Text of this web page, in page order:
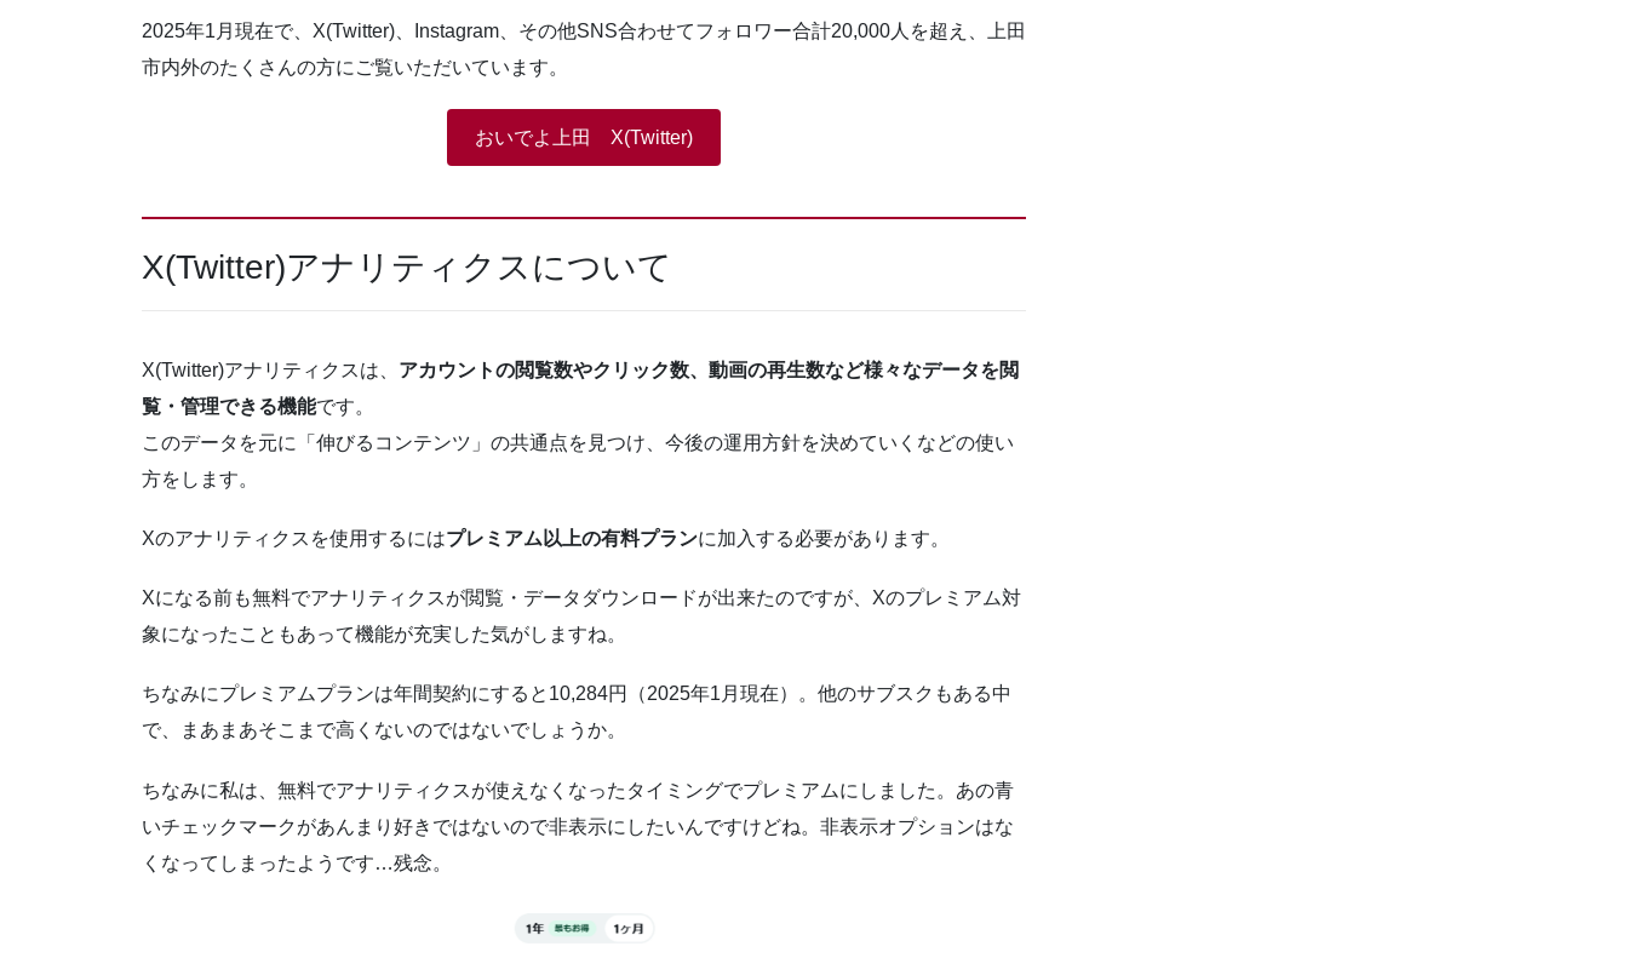
2025年1月現在で、X(Twitter)、Instagram、その他SNS合わせてフォロワー合計20,000人を超え、上田
市内外のたくさんの方にご覧いただいています。
おいでよ上田 X(Twitter)
X(Twitter)アナリティクスについて
X(Twitter)アナリティクスは、 アカウントの閲覧数やクリック数、動画の再生数など様々なデータを閲
覧・管理できる機能です。
このデータを元に「伸びるコンテンツ」の共通点を見つけ、今後の運用方針を決めていくなどの使い
方をします。
Xのアナリティクスを使用するにはプレミアム以上の有料プランに加入する必要があります。
Xになる前も無料でアナリティクスが閲覧・データダウンロードが出来たのですが、Xのプレミアム対
象になったこともあって機能が充実した気がしますね。
ちなみにプレミアムプランは年間契約にすると10,284円（2025年1月現在）。他のサブスクもある中
で、まあまあそこまで高くないのではないでしょうか。
ちなみに私は、無料でアナリティクスが使えなくなったタイミングでプレミアムにしました。あの青
いチェックマークがあんまり好きではないので非表示にしたいんですけどね。非表示オプションはな
くなってしまったようです…残念。